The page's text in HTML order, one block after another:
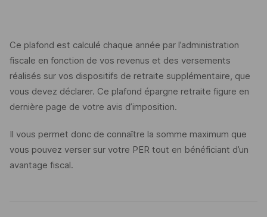
Ce plafond est calculé chaque année par l’administration
fiscale en fonction de vos revenus et des versements
réalisés sur vos dispositifs de retraite supplémentaire, que
vous devez déclarer. Ce plafond épargne retraite figure en
dernière page de votre avis d’imposition.
Il vous permet donc de connaître la somme maximum que
vous pouvez verser sur votre PER tout en bénéficiant d’un
avantage fiscal.